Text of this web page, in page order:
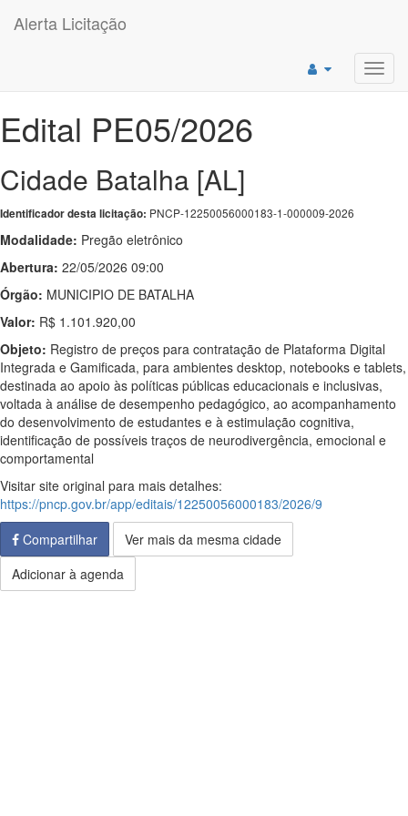
Alerta Licitação
Edital PE05/2026
Cidade Batalha [AL]
Identificador desta licitação: PNCP-12250056000183-1-000009-2026
Modalidade: Pregão eletrônico
Abertura: 22/05/2026 09:00
Órgão: MUNICIPIO DE BATALHA
Valor: R$ 1.101.920,00
Objeto: Registro de preços para contratação de Plataforma Digital
Integrada e Gamificada, para ambientes desktop, notebooks e tablets,
destinada ao apoio às políticas públicas educacionais e inclusivas,
voltada à análise de desempenho pedagógico, ao acompanhamento
do desenvolvimento de estudantes e à estimulação cognitiva,
identificação de possíveis traços de neurodivergência, emocional e
comportamental
Visitar site original para mais detalhes:
https://pncp.gov.br/app/editais/12250056000183/2026/9
Compartilhar
Ver mais da mesma cidade
Adicionar à agenda